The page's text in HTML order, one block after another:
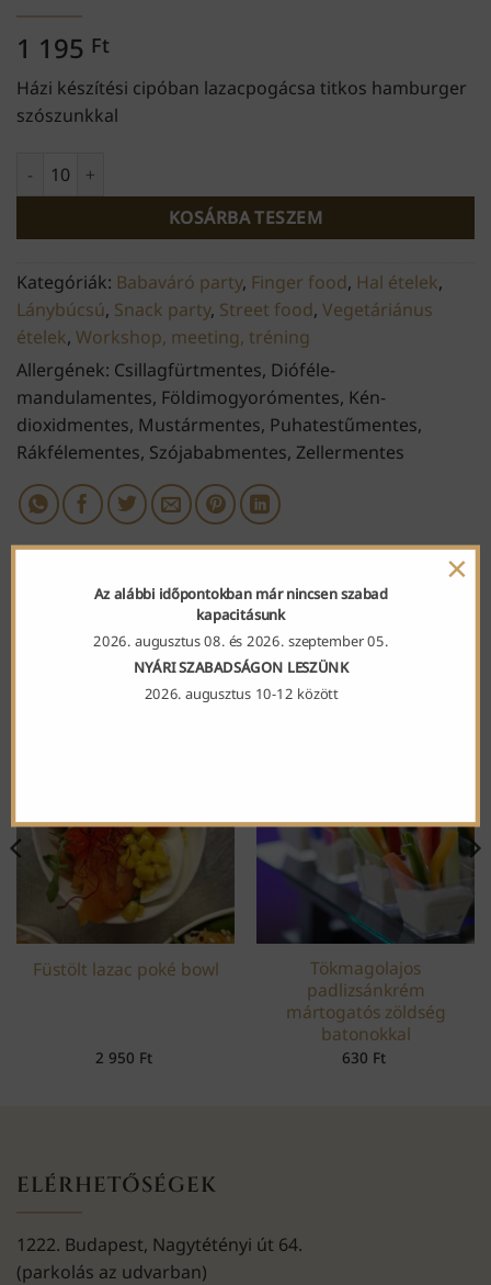
1 195 Ft
Házi készítési cipóban lazacpogácsa titkos hamburger
szószunkkal
Mini lazacburger mennyiség
KOSÁRBA TESZEM
Kategóriák: Babaváró party, Finger food, Hal ételek,
Lánybúcsú, Snack party, Street food, Vegetáriánus
ételek, Workshop, meeting, tréning
Allergének: Csillagfürtmentes, Dióféle-
mandulamentes, Földimogyorómentes, Kén-
dioxidmentes, Mustármentes, Puhatestűmentes,
Rákfélementes, Szójababmentes, Zellermentes
KAPCSOLÓDÓ TERMÉKEK
Füstölt lazac poké bowl
2 950 Ft
Tökmagolajos
padlizsánkrém
mártogatós zöldség
batonokkal
630 Ft
ELÉRHETŐSÉGEK
1222. Budapest, Nagytétényi út 64.
(parkolás az udvarban)
Az alábbi időpontokban már nincsen szabad
kapacitásunk
2026. augusztus 08. és 2026. szeptember 05.
NYÁRI SZABADSÁGON LESZÜNK
2026. augusztus 10-12 között
×